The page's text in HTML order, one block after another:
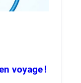
voyage !